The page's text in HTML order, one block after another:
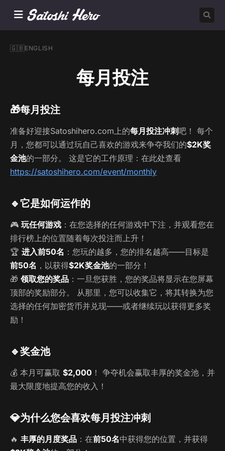
🇬🇧ENGLISH
每月投注
🎁每月投注
准备好迎接Satoshihero.com上的每月投注冲刺吧！ 每个
月，您都可以通过玩自己喜欢的游戏来争夺我们的$2K奖
金池的一部分。 这是它的工作原理：在此处查看
https://satoshihero.com/event/monthly
🔹它是如何运作的
🎮 玩任何游戏 ：在您选择的任何游戏中下注，并观看您在
排行榜上的位置随着每次投注而上升！
🏆 进入前50名 ：您玩的越多，您的排名越高——目标是
前50名 ，以获得$2K奖金池的一部分！
🎁 领取您的奖品 ：一旦您获胜，您的奖品将显示在您屏幕
顶部的奖励部分。 从那里，您可以收集它，将其转换为您
选择的任何加密货币并兑现——或者继续玩以获得更多奖
励！
🔹奖金池
💰 本月可赢取 $2,000 ！ 争夺机会赢取丰厚的奖金池，并
最大限度地提高您的收入！
💎为什么您会喜欢每月投注冲刺
🔥 丰厚的月度奖品 ：在前50名中获得您的位置，并获得